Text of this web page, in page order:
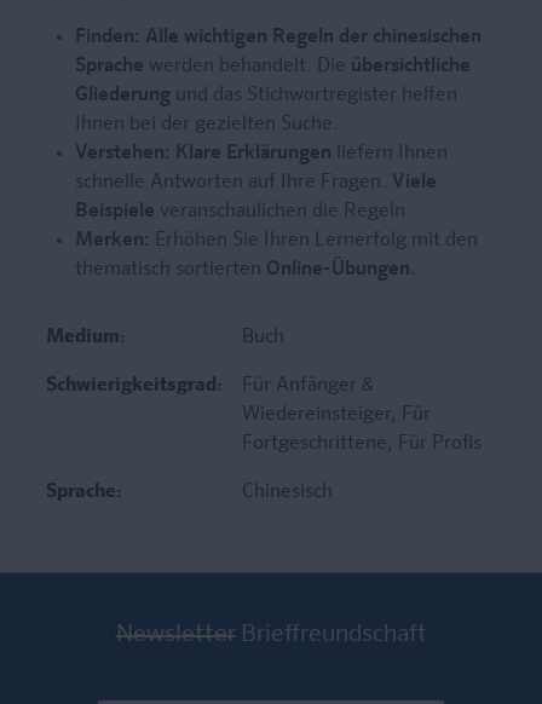
Finden: Alle wichtigen Regeln der chinesischen
Sprache werden behandelt. Die übersichtliche
Gliederung und das Stichwortregister helfen
Ihnen bei der gezielten Suche.
Verstehen:
Klare Erklärungen liefern Ihnen
schnelle Antworten auf Ihre Fragen. Viele
Beispiele veranschaulichen die Regeln.
Merken: Erhöhen Sie Ihren Lernerfolg mit den
thematisch sortierten Online-Übungen.
Medium: Buch
Schwierigkeitsgrad:
Für Anfänger &
Wiedereinsteiger, Für
Fortgeschrittene, Für Profis
Sprache: Chinesisch
Newsletter Brieffreundschaft